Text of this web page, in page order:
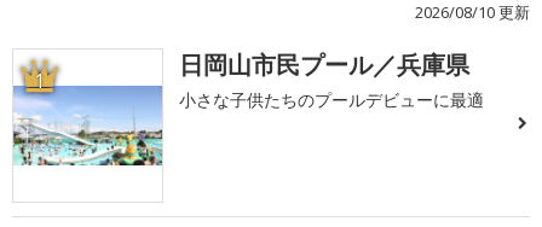
2026/08/10 更新
1 日岡山市民プール／兵庫県
小さな子供たちのプールデビューに最適